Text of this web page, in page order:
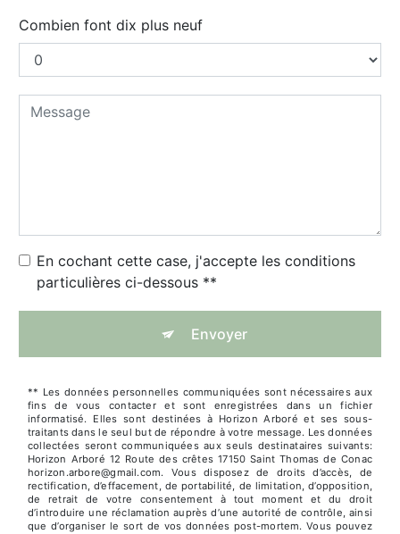
Combien font dix plus neuf
En cochant cette case, j'accepte les conditions
particulières ci-dessous **
Envoyer
** Les données personnelles communiquées sont nécessaires aux
fins de vous contacter et sont enregistrées dans un fichier
informatisé. Elles sont destinées à Horizon Arboré et ses sous-
traitants dans le seul but de répondre à votre message. Les données
collectées seront communiquées aux seuls destinataires suivants:
Horizon Arboré 12 Route des crêtes 17150 Saint Thomas de Conac
horizon.arbore@gmail.com. Vous disposez de droits d’accès, de
rectification, d’effacement, de portabilité, de limitation, d’opposition,
de retrait de votre consentement à tout moment et du droit
d’introduire une réclamation auprès d’une autorité de contrôle, ainsi
que d’organiser le sort de vos données post-mortem. Vous pouvez